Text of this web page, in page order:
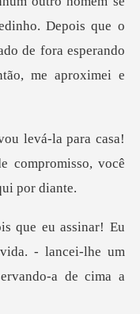
Depois que o
sa!
compromisso, v
- lancei-lhe um